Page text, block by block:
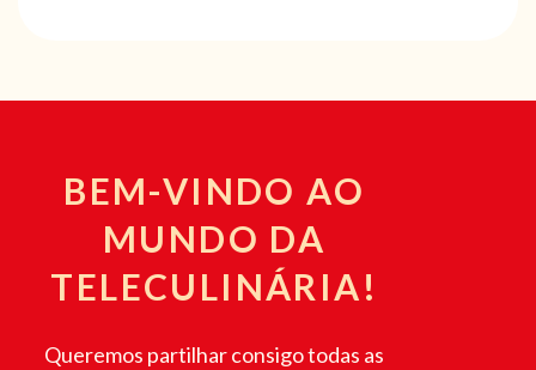
BEM-VINDO AO
MUNDO DA
TELECULINÁRIA!
Queremos partilhar consigo todas as